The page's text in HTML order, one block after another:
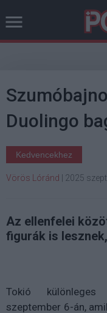
Duolingo
Kedvencekhez
Vörös Lóránd 2025
Az ellenfelei
figurák is
Tokió
szeptember 6-án,